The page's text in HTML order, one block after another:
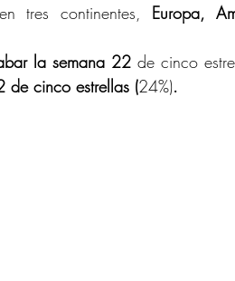
tres continentes, Europa,
la semana 22 de cinco
de cinco estrellas (24%).